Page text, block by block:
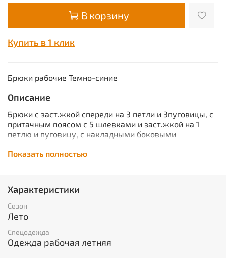
В корзину
Купить в 1 клик
Брюки рабочие Темно-синие
Описание
Брюки с заст.жкой спереди на 3 петли и 3пуговицы, с
притачным поясом с 5 шлевками и заст.жкой на 1
петлю и пуговицу, с накладными боковыми
фигурным карманом и двумя (расположенными один
маленьком кармашке 2 наклонные петли. ГОСТ
12.4.280-2014
Характеристики
Пол: Мужской
Состав: 80% ПЭ, 20% ХБ
Показать полностью
Характеристики
Сезон
Лето
Спецодежда
Одежда рабочая летняя